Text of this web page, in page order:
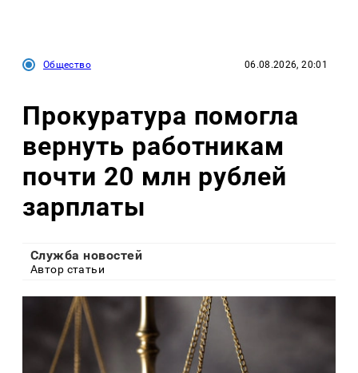
Общество 06.08.2026, 20:01
Прокуратура помогла
вернуть работникам
почти 20 млн рублей
зарплаты
Служба новостей
Автор статьи